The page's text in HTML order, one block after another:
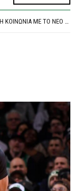
N
O
M
ΥΠΌΘΕΣΗ MARFIN: ΣΤΗΝ ΑΘΉΝΑ ΣΉΜΕΡΑ Η 46ΧΡΟΝΗ – ΠΟΙΑ ΕΊΝΑΙ ΤΑ ΔΥΝΑΤΆ ΚΑΙ ΤΑ ΑΔΎΝΑΜΑ ΣΤΟΙΧΕΊΑ ΣΤΗΝ ΠΡΑΓΜΑΤΟΓΝΩΜΟΣΎΝΗ ΤΗΣ ΔΕΕ
Ο ΑΠΑΡΆΔΕΚΤΟΣ: “ΣΤΑ ΚΆΓΚΕΛΑ” Η ΚΟΙΝΩΝΊΑ ΜΕ ΤΟ ΝΈΟ ΚΥΒΕΡΝΗΤΙΚΌ ΦΙΆΣΚΟ – 1 ΣΤΟΥΣ 2 ΈΛΛΗΝΕΣ ΔΕΝ ΜΠΟΡΕΊ ΝΑ ΚΆΝΕΙ ΔΙΑΚΟΠΈΣ